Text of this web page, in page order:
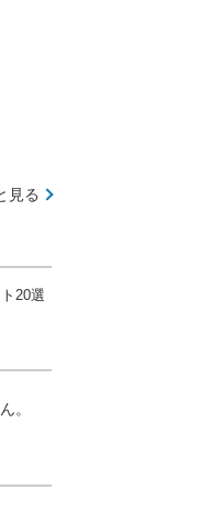
見る
20選
。